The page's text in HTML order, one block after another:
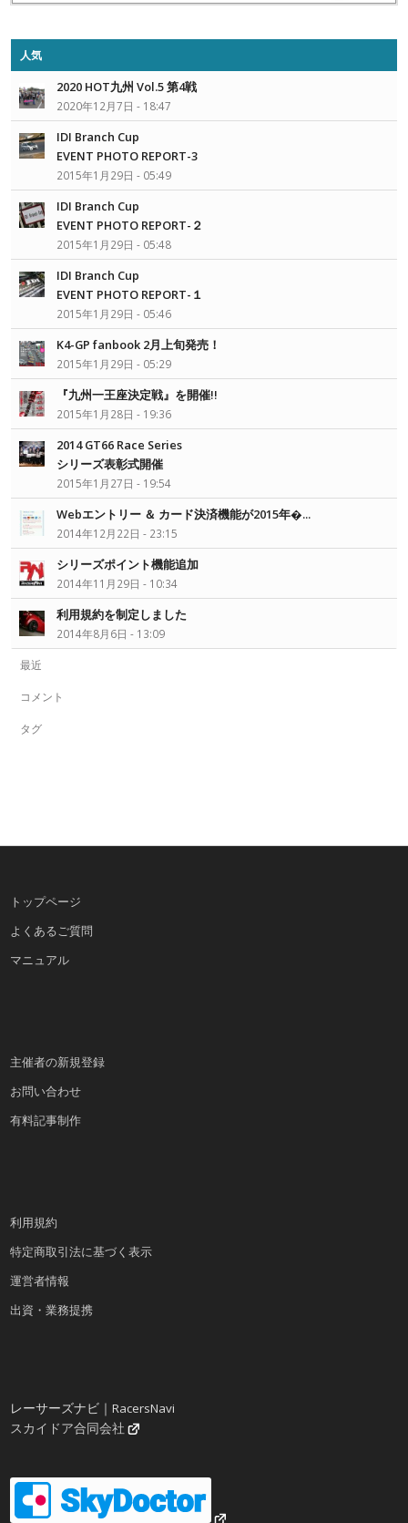
人気
2020 HOT九州 Vol.5 第4戦
2020年12月7日 - 18:47
IDI Branch Cup
EVENT PHOTO REPORT-3
2015年1月29日 - 05:49
IDI Branch Cup
EVENT PHOTO REPORT-２
2015年1月29日 - 05:48
IDI Branch Cup
EVENT PHOTO REPORT-１
2015年1月29日 - 05:46
K4-GP fanbook 2月上旬発売！
2015年1月29日 - 05:29
『九州一王座決定戦』を開催!!
2015年1月28日 - 19:36
2014 GT66 Race Series
シリーズ表彰式開催
2015年1月27日 - 19:54
Webエントリー ＆ カード決済機能が2015年�...
2014年12月22日 - 23:15
シリーズポイント機能追加
2014年11月29日 - 10:34
利用規約を制定しました
2014年8月6日 - 13:09
最近
コメント
タグ
トップページ
よくあるご質問
マニュアル
主催者の新規登録
お問い合わせ
有料記事制作
利用規約
特定商取引法に基づく表示
運営者情報
出資・業務提携
レーサーズナビ｜RacersNavi
スカイドア合同会社